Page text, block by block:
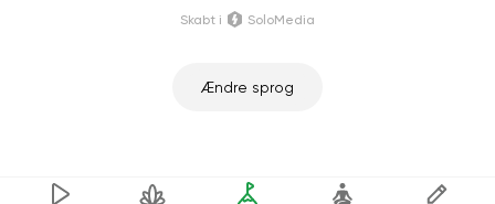
Ændre sprog
Skabt i SoloMedia